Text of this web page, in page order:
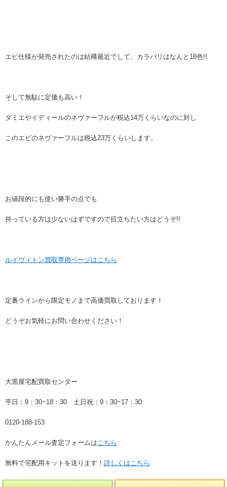
エピ仕様が発売されたのは結構最近でして、カラバリはなんと18色!!
そして無駄に定価も高い！
ダミエやイディールのネヴァーフルが税込14万くらいなのに対し
このエピのネヴァーフルは税込23万くらいします。
お値段的にも使い勝手の点でも
持っている方は少ないはずですので目立ちたい方はどうぞ!!
ルイヴィトン買取専用ページはこちら
定番ラインから限定モノまで高価買取しております！
どうぞお気軽にお問い合わせください！
大黒屋宅配買取センター
平日：9：30~18：30 土日祝：9：30~17：30
0120-188-153
かんたんメール査定フォームは こちら
無料で宅配用キットを送ります！ 詳しくはこちら